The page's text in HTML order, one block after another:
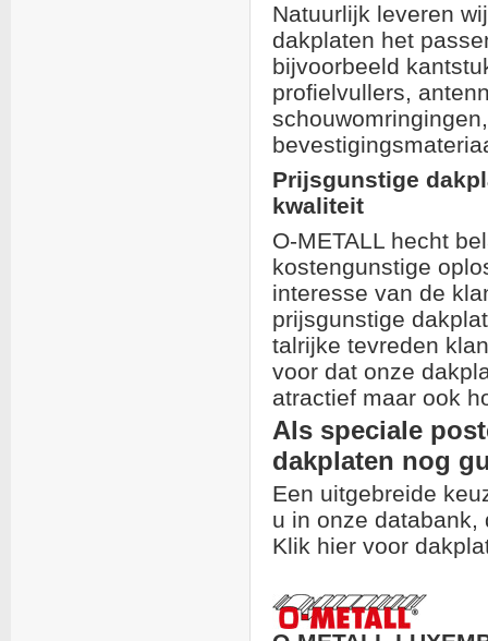
Natuurlijk leveren
dakplaten het
bijvoorbeeld
profielvullers,
Prijsgunstige
kwaliteit
O-METALL hecht
kostengunstige
interesse van de
prijsgunstige
talrijke tevreden
voor dat onze
atractief maar ook
Als speciale
dakplaten nog
Een uitgebreide
u in onze databank,
Klik hier voor